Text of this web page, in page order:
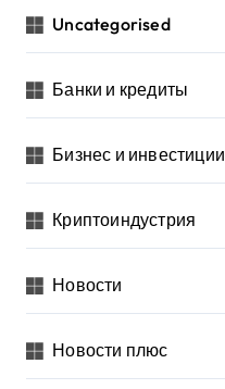
Uncategorised
Банки и кредиты
Бизнес и инвестиции
Криптоиндустрия
Новости
Новости плюс